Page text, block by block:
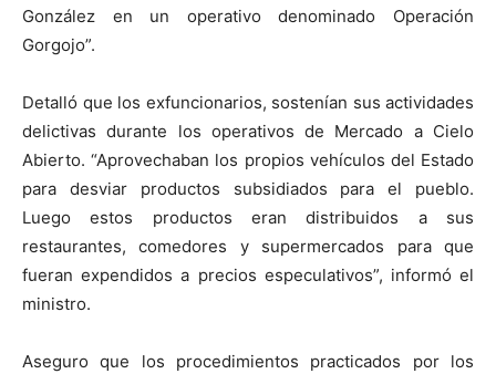
González en un operativo denominado Operación
Gorgojo”.
Detalló que los exfuncionarios, sostenían sus actividades
delictivas durante los operativos de Mercado a Cielo
Abierto. “Aprovechaban los propios vehículos del Estado
para desviar productos subsidiados para el pueblo.
Luego estos productos eran distribuidos a sus
restaurantes, comedores y supermercados para que
fueran expendidos a precios especulativos”, informó el
ministro.
Aseguro que los procedimientos practicados por los